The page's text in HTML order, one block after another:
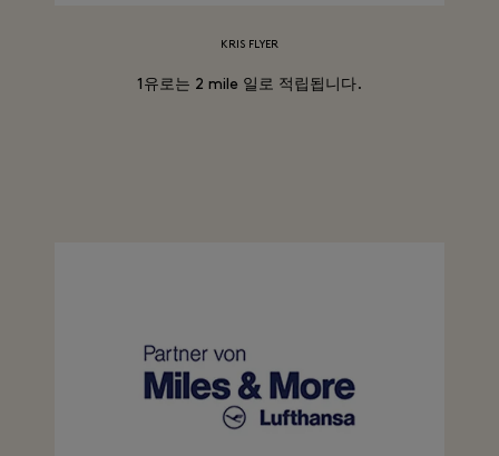
KRIS FLYER
1유로는 2 mile 일로 적립됩니다.